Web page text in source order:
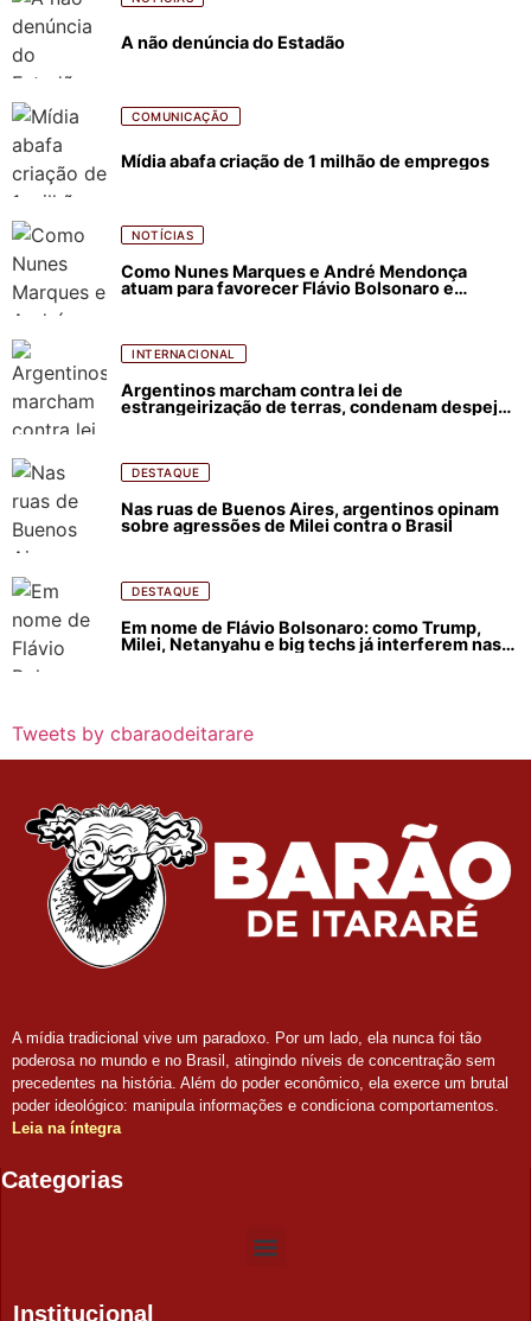
A não denúncia do Estadão
COMUNICAÇÃO
Mídia abafa criação de 1 milhão de empregos
NOTÍCIAS
Como Nunes Marques e André Mendonça
atuam para favorecer Flávio Bolsonaro e
INTERNACIONAL
Argentinos marcham contra lei de
estrangeirização de terras, condenam despejos
DESTAQUE
Nas ruas de Buenos Aires, argentinos opinam
sobre agressões de Milei contra o Brasil
DESTAQUE
Em nome de Flávio Bolsonaro: como Trump,
Milei, Netanyahu e big techs já interferem nas
Tweets by cbaraodeitarare
A mídia tradicional vive um paradoxo. Por um lado, ela nunca foi tão
poderosa no mundo e no Brasil, atingindo níveis de concentração sem
precedentes na história. Além do poder econômico, ela exerce um brutal
poder ideológico: manipula informações e condiciona comportamentos.
Leia na íntegra
Categorias
Institucional